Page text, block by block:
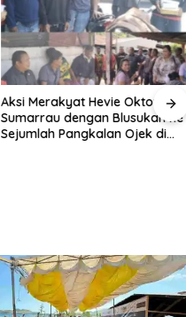
Aksi Merakyat Hevie Oktova
Sumarrau dengan Blusukan ke
Sejumlah Pangkalan Ojek di